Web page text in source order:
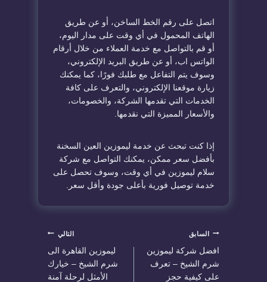
اتصل على رقم الخط الساخن، أو عن طريق
الهاتف المحمول في أي وقت على مدار اليوم،
أو قم بالتواصل مع خدمة العملاء من خلال أرقام
الواتس اب، أو عن طريق البريد الإلكتروني،
وسوف يتم التفاعل مع طلبك فورًا، كما يمكنك
زيارة موقعنا الإلكتروني، والتعرف على كافة
الخدمات التي تقدمها الشركة، والخصومات،
والأسعار المميزة التي نقدمها.
إذا كنت تبحث عن خدمة ليموزين العين السخنة
بأفضل سعر ممكن، يمكنك التواصل مع شركة
سلام ليموزين في أي وقت، وسوف تحصل على
خدمة توصيل فورية بأعلى جودة وأقل سعر.
تصفّح
المقالات
السابق
افضل شركة ليموزين
شرم الشيخ – تعرف
على كيفية حجز
التالي
ليموزين القاهرة الى
شرم الشيخ – خيارك
الأمثل لرحلة آمنة